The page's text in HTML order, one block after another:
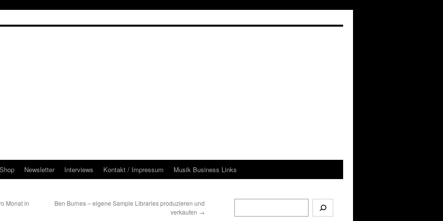
Shop Newsletter Interviews Kontakt / Impressum Musik Business Links
Monat in
Ben Burnes – eigene Sample Libraries produzieren und
verkaufen →